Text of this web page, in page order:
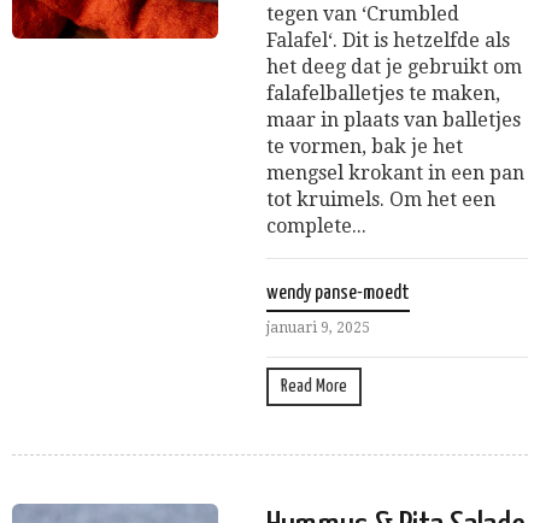
tegen van ‘Crumbled
Falafel‘. Dit is hetzelfde als
het deeg dat je gebruikt om
falafelballetjes te maken,
maar in plaats van balletjes
te vormen, bak je het
mengsel krokant in een pan
tot kruimels. Om het een
complete...
wendy panse-moedt
januari 9, 2025
Read More